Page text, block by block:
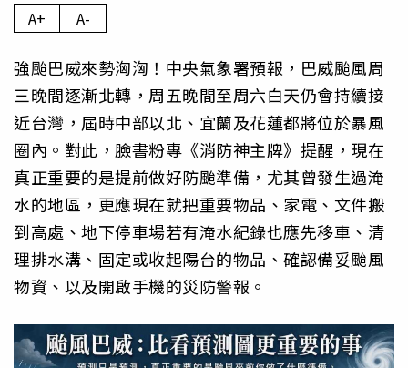
A+ A-
強颱巴威來勢洶洶！中央氣象署預報，巴威颱風周
三晚間逐漸北轉，周五晚間至周六白天仍會持續接
近台灣，屆時中部以北、宜蘭及花蓮都將位於暴風
圈內。對此，臉書粉專《消防神主牌》提醒，現在
真正重要的是提前做好防颱準備，尤其曾發生過淹
水的地區，更應現在就把重要物品、家電、文件搬
到高處、地下停車場若有淹水紀錄也應先移車、清
理排水溝、固定或收起陽台的物品、確認備妥颱風
物資、以及開啟手機的災防警報。